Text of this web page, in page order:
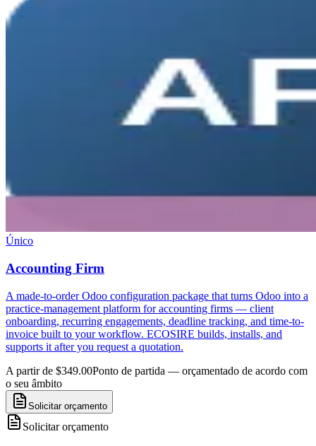
Único
Accounting Firm
A made-to-order Odoo configuration package that turns Odoo into a
practice-management platform for accounting firms — client
onboarding, recurring engagements, deadline tracking, and time-to-
invoice built to your workflow. ECOSIRE builds, installs, and
supports it after you request a quotation.
A partir de $349.00Ponto de partida — orçamentado de acordo com
o seu âmbito
Solicitar orçamento
Solicitar orçamento